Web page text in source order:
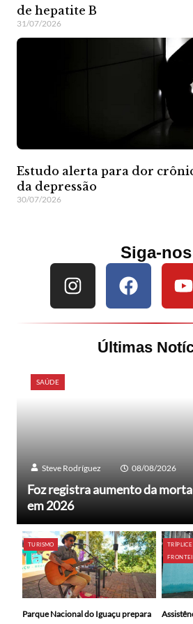
de hepatite B
31/07/2026
Estudo alerta para dor
da depressão
30/07/2026
Siga-nos
Últimas
SAÚDE
Steve Rodríguez 08/08/2026
Foz registra aumento da
em 2026
TURISMO
Parque Nacional do Iguaçu prepara
TRÍPLICE